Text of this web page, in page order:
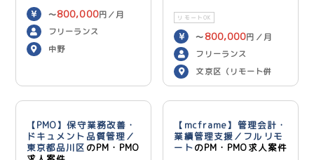
〜800,000円／月
フリーランス
中野
リモートOK
〜 800,000円／月
フリーランス
文京区（リモート併
用）
【PMO】保守業務改善・
ドキュメント品質管理／
東京都品川区 のPM・PMO
【mcframe】管理会計・
業績管理支援／フルリモ
ートのPM・PMO求人案件